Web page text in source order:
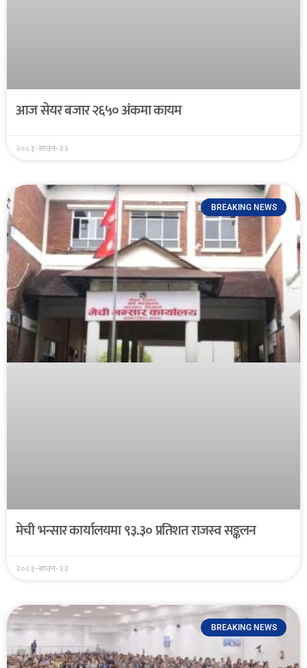
आज सेयर बजार २६५० अंकमा कायम
२०८३-साउन-२२
BREAKING NEWS
मेची भन्सार कार्यालयमा ९३.३० प्रतिशत राजस्व सङ्कलन
२०८३-साउन-२२
BREAKING NEWS